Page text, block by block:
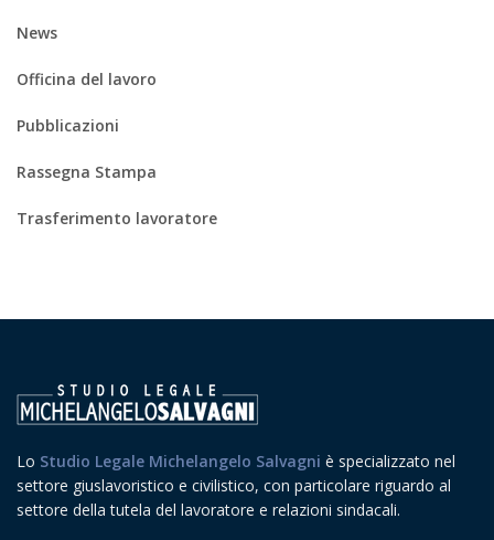
News
Officina del lavoro
Pubblicazioni
Rassegna Stampa
Trasferimento lavoratore
Lo Studio Legale Michelangelo Salvagni è specializzato nel
settore giuslavoristico e civilistico, con particolare riguardo al
settore della tutela del lavoratore e relazioni sindacali.